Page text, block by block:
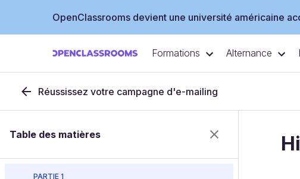
OpenClassrooms devient une université américaine
Formations Alternance
Réussissez votre campagne d'e-mailing
Table des matières
PARTIE 1